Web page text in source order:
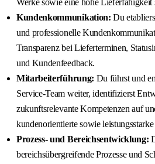
Werke sowie eine hohe Lieferfähigkeit
Kundenkommunikation: Du
und professionelle
Transparenz bei Lieferterminen,
und Kundenfeedback.
Mitarbeiterführung: Du führst und
Service-Team weiter, identifizierst
zukunftsrelevante Kompetenzen auf
kundenorientierte sowie
Prozess- und Bereichsentwicklung:
bereichsübergreifende Prozesse und